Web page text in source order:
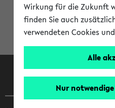
Wirkung für die Zukunft
finden Sie auch
verwendeten Cookies
Alle
Nur